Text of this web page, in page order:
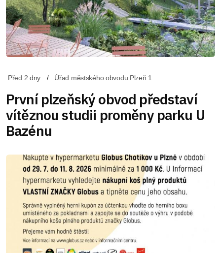
Před 2 dny Úřad městského obvodu Plzeň 1
První plzeňský obvod představí
vítěznou studii proměny parku U
Bazénu